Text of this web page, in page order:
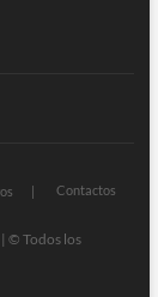
Contactos
© Todos los